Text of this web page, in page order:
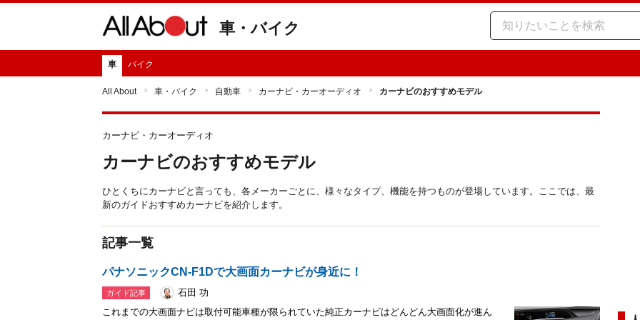
車・バイク
車 バイク
All About 車・バイク 自動車 カーナビ・カーオーディオ カーナビのおすすめモデル
カーナビ・カーオーディオ
カーナビのおすすめモデル
ひとくちにカーナビと言っても、各メーカーごとに、様々なタイプ、機能を持つものが登場しています。ここでは、最
新のガイドおすすめカーナビを紹介します。
記事一覧
パナソニックCN-F1Dで大画面カーナビが身近に！
ガイド記事
石田 功
これまでの大画面ナビは取付可能車種が限られていた純正カーナビはどんどん大画面化が進ん